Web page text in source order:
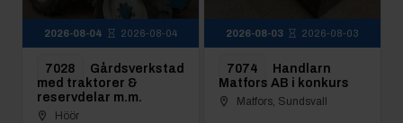
2026-08-04 2026-08-04
7028
Gårdsverkstad
med traktorer &
reservdelar m.m.
Höör
2026-08-03 2026-08-03
7074
Handlarn
Matfors AB i konkurs
Matfors, Sundsvall